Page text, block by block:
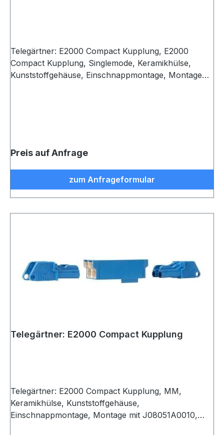
Telegärtner: E2000 Compact Kupplung, E2000
Compact Kupplung, Singlemode, Keramikhülse,
Kunststoffgehäuse, Einschnappmontage, Montage
Preis auf Anfrage
zum Anfrageformular
Telegärtner: E2000 Compact Kupplung
Telegärtner: E2000 Compact Kupplung, MM,
Keramikhülse, Kunststoffgehäuse,
Einschnappmontage, Montage mit J08051A0010,